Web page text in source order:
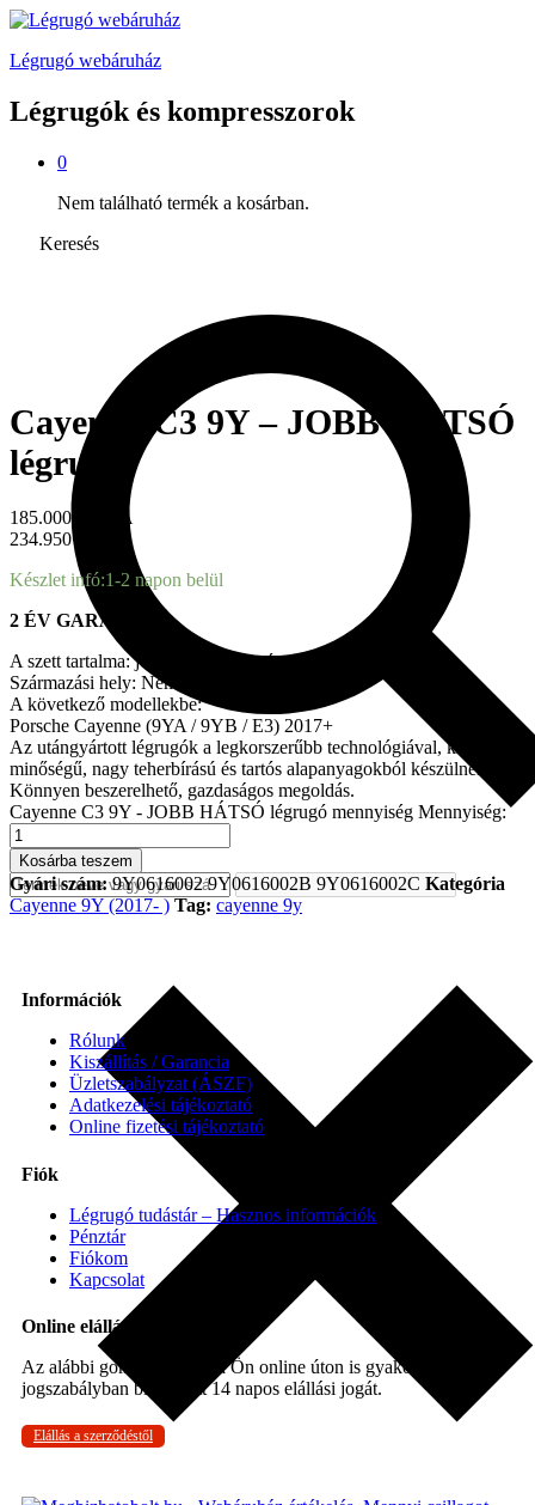
Légrugó webáruház
Légrugók és kompresszorok
0
Nem található termék a kosárban.
Keresés
Cayenne C3 9Y – JOBB HÁTSÓ
légrugó
185.000 Ft + ÁFA
234.950Ft brutto
Készlet infó:1-2 napon belül
2 ÉV GARANCIA
A szett tartalma: jobb hátsó légrugó.
Származási hely: Németország
A következő modellekbe:
Porsche Cayenne (9YA / 9YB / E3) 2017+
Az utángyártott légrugók a legkorszerűbb technológiával, kiváló
minőségű, nagy teherbírású és tartós alapanyagokból készülnek.
Könnyen beszerelhető, gazdaságos megoldás.
Cayenne C3 9Y - JOBB HÁTSÓ légrugó mennyiség Mennyiség:
Kosárba teszem
Gyári szám:9Y0616002 9Y0616002B 9Y0616002C Kategória
Cayenne 9Y (2017- ) Tag: cayenne 9y
Információk
Rólunk
Kiszállítás / Garancia
Üzletszabályzat (ÁSZF)
Adatkezelési tájékoztató
Online fizetési tájékoztató
Fiók
Légrugó tudástár – Hasznos információk
Pénztár
Fiókom
Kapcsolat
Online elállás
Az alábbi gombra kattintva Ön online úton is gyakorolhatja a
jogszabályban biztosított 14 napos elállási jogát.
Elállás a szerződéstől